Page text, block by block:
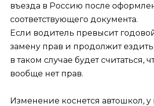
въезда в Россию после
соответствующего документа.
Если водитель превысит
замену прав и продолжит ездить
в таком случае будет считаться,
вообще нет прав.
Изменение коснется автошкол, у